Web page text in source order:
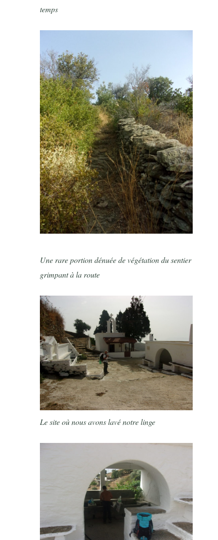
temps
Une rare portion dénuée de végétation du sentier
grimpant à la route
Le site où nous avons lavé notre linge